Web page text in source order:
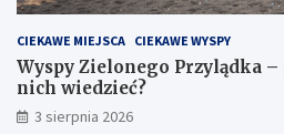
CIEKAWE MIEJSCA CIEKAWE WYSPY
Wyspy Zielonego Przylądka –
nich wiedzieć?
3 sierpnia 2026